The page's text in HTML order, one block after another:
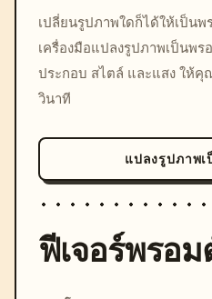
เปลี่ยนรูปภาพใดก็ได้ให้เป็น
เครื่องมือแปลงรูปภาพเป็นพร
ประกอบ สไตล์ และแสง ให้คุ
วินาที
แปลงรูปภาพ
ฟีเจอร์พรอ